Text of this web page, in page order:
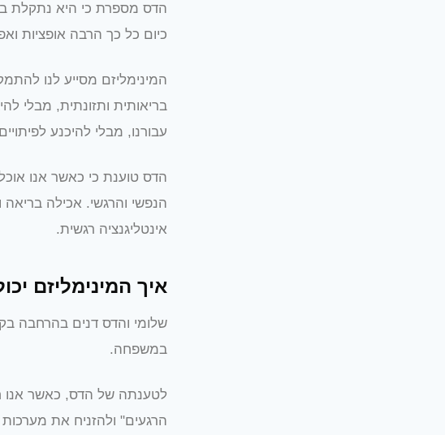
הדס מספרת כי היא נתקלת
כיום כל כך הרבה אופציות
המינימליזם מסייע לנו
בריאותית ותזונתית, מבלי
עבורנו, מבלי להיכנע
הדס טוענת כי כאשר אנו
הנפשי והרגשי. אכילה בריאה
אינטליגנציה רגשית.
איך המינימליזם
שלומי והדס דנים בהרחבה
במשפחה.
לטענתה של הדס, כאשר אנו
הרגעים" ולהזניח את